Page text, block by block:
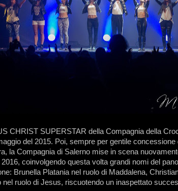
CHRIST SUPERSTAR della Compagnia della
del 2015. Poi, sempre per gentile
la Compagnia di Salerno mise in scena
coinvolgendo questa volta grandi nomi del
Brunella Platania nel ruolo di Maddalena,
nel ruolo di Jesus, riscuotendo un inaspettato